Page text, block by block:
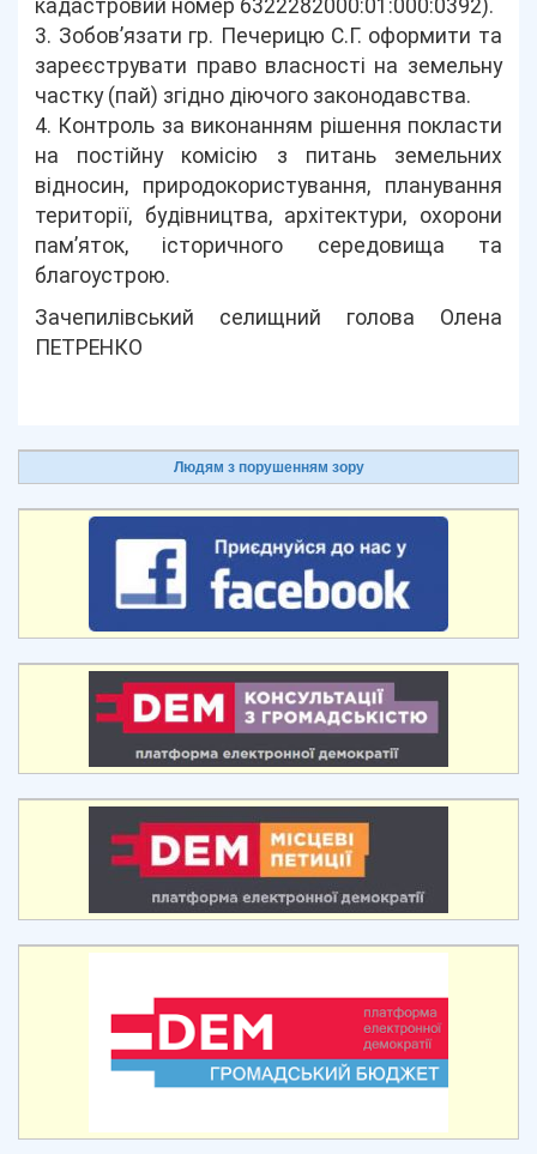
кадастровий номер 6322282000:01:000:0392).
3. Зобов’язати гр. Печерицю С.Г. оформити та
зареєструвати право власності на земельну
частку (пай) згідно діючого законодавства.
4. Контроль за виконанням рішення покласти
на постійну комісію з питань земельних
відносин, природокористування, планування
території, будівництва, архітектури, охорони
пам’яток, історичного середовища та
благоустрою.
Зачепилівський селищний голова Олена
ПЕТРЕНКО
Людям з порушенням зору